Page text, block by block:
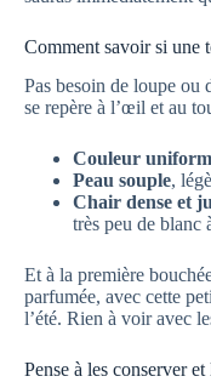
Comment savoir si une
Pas besoin de loupe ou
se repère à l’œil et au
Couleur
Peau souple,
Chair dense et
très peu de blanc
Et à la première
parfumée, avec cette
l’été. Rien à voir avec
Pense à les conserver